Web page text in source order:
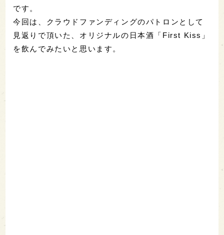
です。
今回は、クラウドファンディングのパトロンとして
見返りで頂いた、オリジナルの日本酒「First Kiss」
を飲んでみたいと思います。